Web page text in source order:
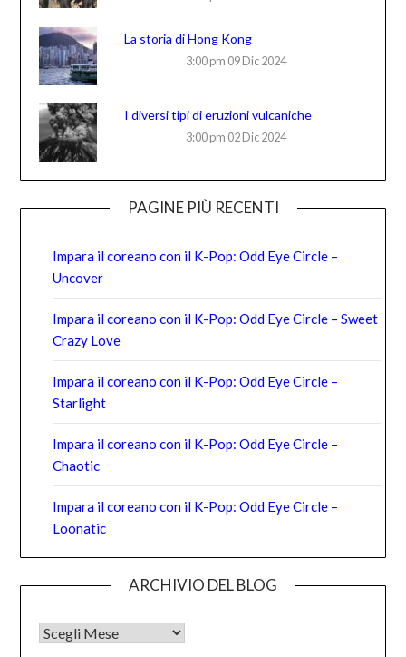
La storia di Hong Kong
3:00 pm 09 Dic 2024
I diversi tipi di eruzioni vulcaniche
3:00 pm 02 Dic 2024
PAGINE PIÙ RECENTI
Impara il coreano con il K-Pop: Odd Eye Circle –
Uncover
Impara il coreano con il K-Pop: Odd Eye Circle – Sweet
Crazy Love
Impara il coreano con il K-Pop: Odd Eye Circle –
Starlight
Impara il coreano con il K-Pop: Odd Eye Circle –
Chaotic
Impara il coreano con il K-Pop: Odd Eye Circle –
Loonatic
ARCHIVIO DEL BLOG